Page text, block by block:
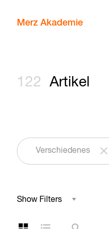
Merz Akademie
122 Artikel
Verschiedenes
Show Filters